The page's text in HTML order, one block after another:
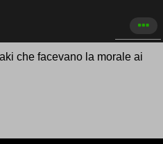
che facevano la morale ai